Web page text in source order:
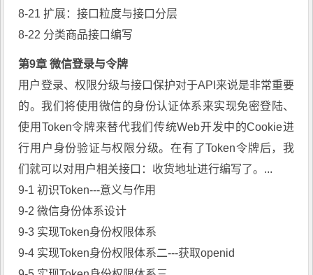
8-21 扩展：接口粒度与接口分层
8-22 分类商品接口编写
第9章 微信登录与令牌
用户登录、权限分级与接口保护对于API来说是非常重要
的。我们将使用微信的身份认证体系来实现免密登陆、
使用Token令牌来替代我们传统Web开发中的Cookie进
行用户身份验证与权限分级。在有了Token令牌后，我
们就可以对用户相关接口：收货地址进行编写了。...
9-1 初识Token---意义与作用
9-2 微信身份体系设计
9-3 实现Token身份权限体系
9-4 实现Token身份权限体系二---获取openid